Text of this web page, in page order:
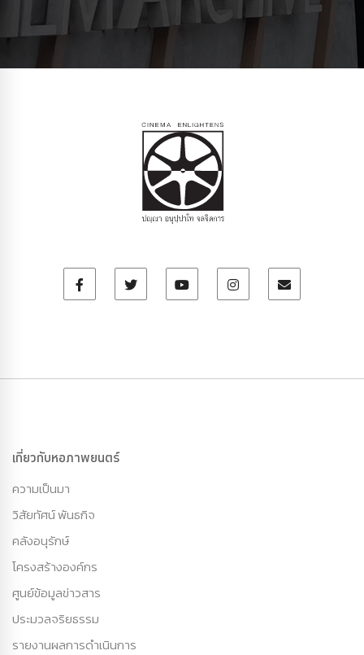
เกี่ยวกับหอภาพยนตร์
ความเป็นมา
วิสัยทัศน์ พันธกิจ
คลังอนุรักษ์
โครงสร้างองค์กร
ศูนย์ข้อมูลข่าวสาร
ประมวลจริยธรรม
รายงานผลการดำเนินการ